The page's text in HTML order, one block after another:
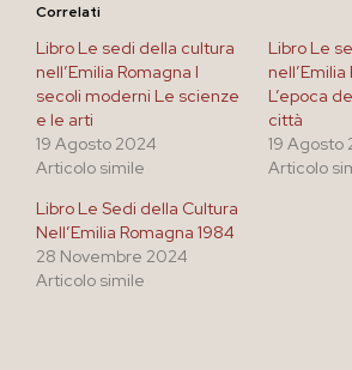
Correlati
Libro Le sedi della cultura
nell’Emilia Romagna I
secoli moderni Le scienze
e le arti
19 Agosto 2024
Articolo simile
Libro Le
L’epoca
città
19 Agosto
Articolo
Libro Le Sedi della Cultura
Nell’Emilia Romagna 1984
28 Novembre 2024
Articolo simile